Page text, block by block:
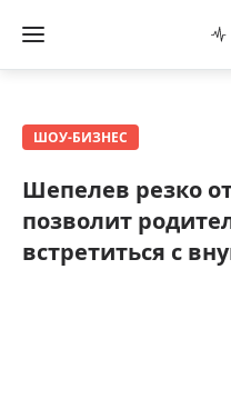
ШОУ-БИЗНЕС
Шепелев резко
позволит
встретиться с